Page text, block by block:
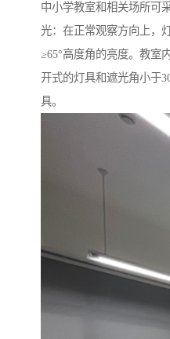
中小学教室和相关场所可
光：在正常观察方向上，
≥65°高度角的亮度。教室
开式的灯具和遮光角小于
具。